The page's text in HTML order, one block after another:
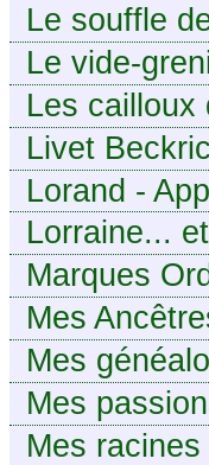
Le souffle
Le vide-
Les cailloux
Livet
généalogie
Lorand -
et
(Descartes)
Lorraine...
Marques
Généalogie
d’ailleurs
Mes
Découvrez
Vilaine et
Mes
Mes
Généalogie
Mes racines